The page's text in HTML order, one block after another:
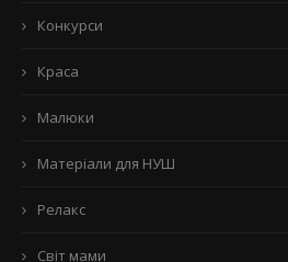
Конкурси
Краса
Малюки
Матеріали для НУШ
Релакс
Світ мами